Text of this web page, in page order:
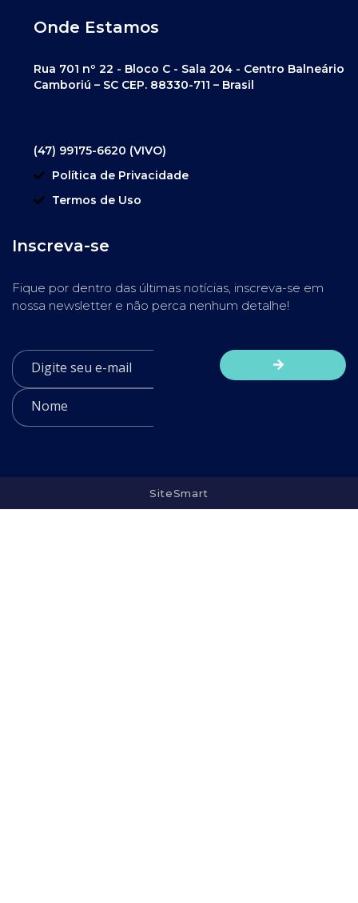
Onde Estamos
Rua 701 nº 22 - Bloco C - Sala 204 - Centro Balneário
Camboriú – SC CEP. 88330-711 – Brasil
(47) 99175-6620 (VIVO)
Política de Privacidade
Termos de Uso
Inscreva-se
Fique por dentro das últimas notícias, inscreva-se em
nossa newsletter e não perca nenhum detalhe!
SiteSmart